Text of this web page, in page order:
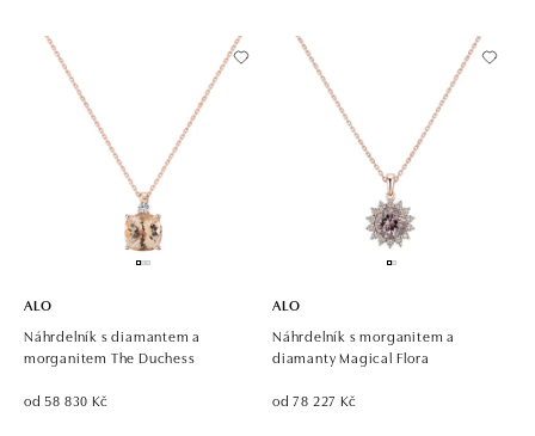
ALO
Náhrdelník s diamantem a
morganitem The Duchess
od 58 830 Kč
ALO
Náhrdelník s morganitem a
diamanty Magical Flora
od 78 227 Kč